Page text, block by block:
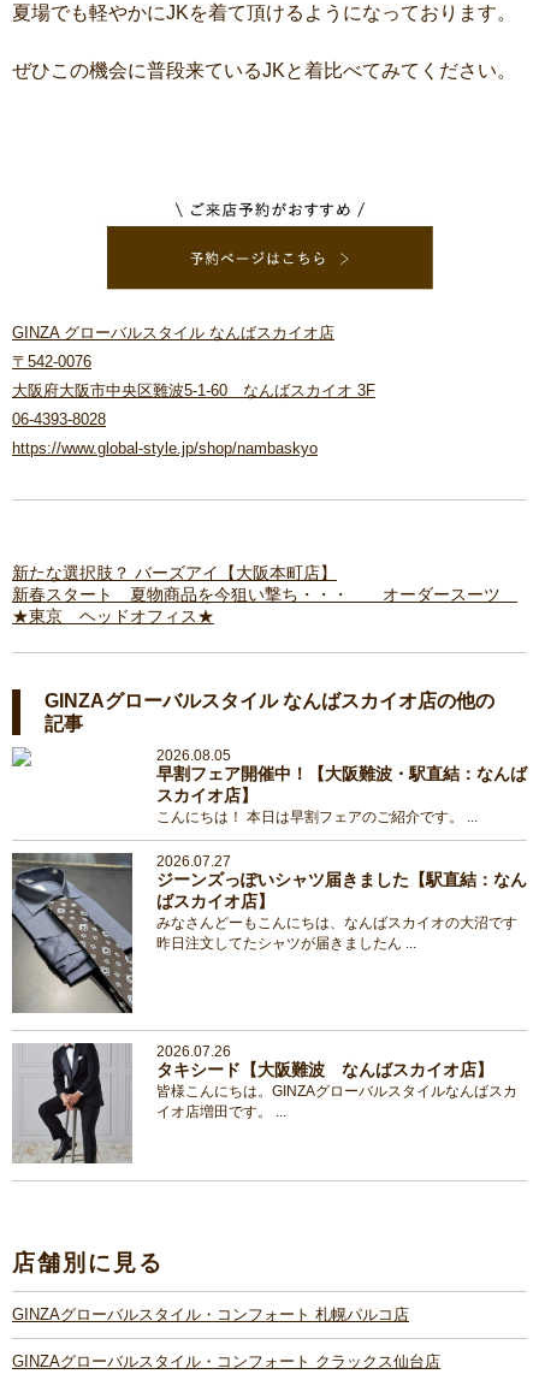
夏場でも軽やかにJKを着て頂けるようになっております。
ぜひこの機会に普段来ているJKと着比べてみてください。
GINZA グローバルスタイル なんばスカイオ店
〒542-0076
大阪府大阪市中央区難波5-1-60 なんばスカイオ 3F
06-4393-8028
https://www.global-style.jp/shop/nambaskyo
新たな選択肢？ バーズアイ【大阪本町店】
新春スタート 夏物商品を今狙い撃ち・・・ オーダースーツ
★東京 ヘッドオフィス★
GINZAグローバルスタイル なんばスカイオ店の他の
記事
2026.08.05
早割フェア開催中！【大阪難波・駅直結：なんば
スカイオ店】
こんにちは！ 本日は早割フェアのご紹介です。 ...
2026.07.27
ジーンズっぽいシャツ届きました【駅直結：なん
ばスカイオ店】
みなさんどーもこんにちは、なんばスカイオの大沼です
昨日注文してたシャツが届きましたん ...
2026.07.26
タキシード【大阪難波 なんばスカイオ店】
皆様こんにちは。GINZAグローバルスタイルなんばスカ
イオ店増田です。 ...
店舗別に見る
GINZAグローバルスタイル・コンフォート 札幌パルコ店
GINZAグローバルスタイル・コンフォート クラックス仙台店